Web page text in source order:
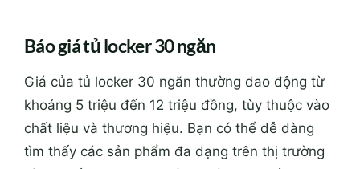
Báo giá tủ locker 30 ngăn
Giá của tủ locker 30 ngăn thường dao động từ
khoảng 5 triệu đến 12 triệu đồng, tùy thuộc vào
chất liệu và thương hiệu. Bạn có thể dễ dàng
tìm thấy các sản phẩm đa dạng trên thị trường